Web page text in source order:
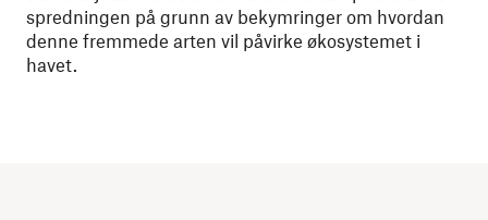
spredningen på grunn av bekymringer om hvordan
denne fremmede arten vil påvirke økosystemet i
havet.